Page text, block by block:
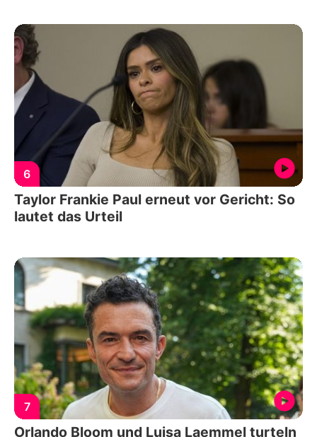
6
Taylor Frankie Paul erneut vor Gericht: So
lautet das Urteil
7
Orlando Bloom und Luisa Laemmel turteln